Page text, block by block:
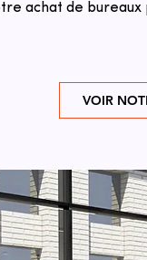
achat de bureaux
VOIR